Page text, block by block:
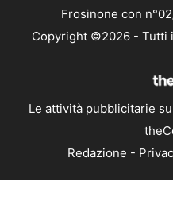
Frosinone con
Copyright ©2026 - Tutti
Le attività pubblicitarie
Redazione -